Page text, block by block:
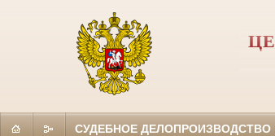
СУДЕБНОЕ ДЕЛОПРОИЗВОДСТВО